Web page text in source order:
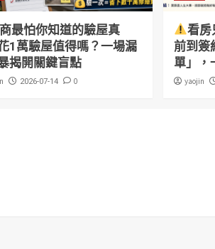
最怕你知道的驗屋真
1萬驗屋值得嗎？一場漏
揭開關鍵盲點
2026-07-14 0
看房
前到簽
單」，
yaojin